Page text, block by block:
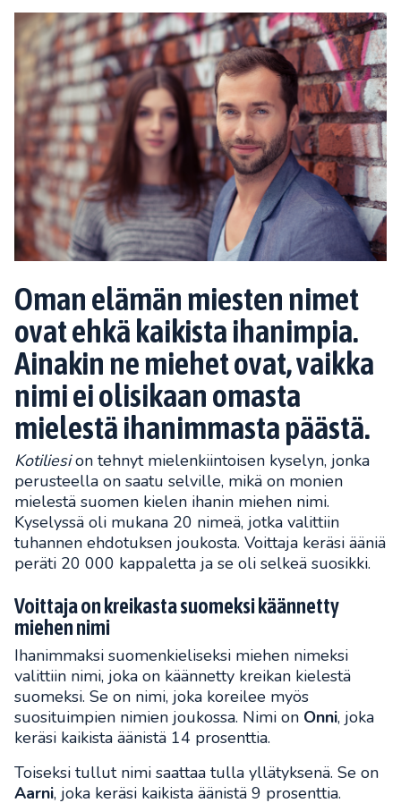
Oman elämän miesten nimet
ovat ehkä kaikista ihanimpia.
Ainakin ne miehet ovat, vaikka
nimi ei olisikaan omasta
mielestä ihanimmasta päästä.
Kotiliesion tehnyt mielenkiintoisen kyselyn, jonka
perusteella on saatu selville, mikä on monien
mielestä suomen kielen ihanin miehen nimi.
Kyselyssä oli mukana 20 nimeä, jotka valittiin
tuhannen ehdotuksen joukosta. Voittaja keräsi ääniä
peräti 20 000 kappaletta ja se oli selkeä suosikki.
Voittaja on kreikasta suomeksi käännetty
miehen nimi
Ihanimmaksi suomenkieliseksi miehen nimeksi
valittiin nimi, joka on käännetty kreikan kielestä
suomeksi. Se on nimi, joka koreilee myös
suosituimpien nimien joukossa. Nimi on Onni, joka
keräsi kaikista äänistä 14 prosenttia.
Toiseksi tullut nimi saattaa tulla yllätyksenä. Se on
Aarni, joka keräsi kaikista äänistä 9 prosenttia.